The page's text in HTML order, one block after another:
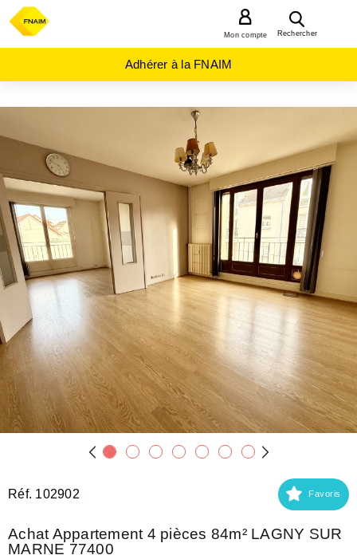
Rechercher
Mon compte
Adhérer à la FNAIM
ILE-
FRANCE
SEINE-
MARNE
(77)
LAGNY
SUR
MARNE
(77400)
Réf. 102902 Favoris
Achat Appartement 4 pièces 84m² LAGNY SUR
MARNE 77400